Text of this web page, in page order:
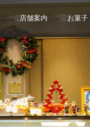
店舗案内 お菓子